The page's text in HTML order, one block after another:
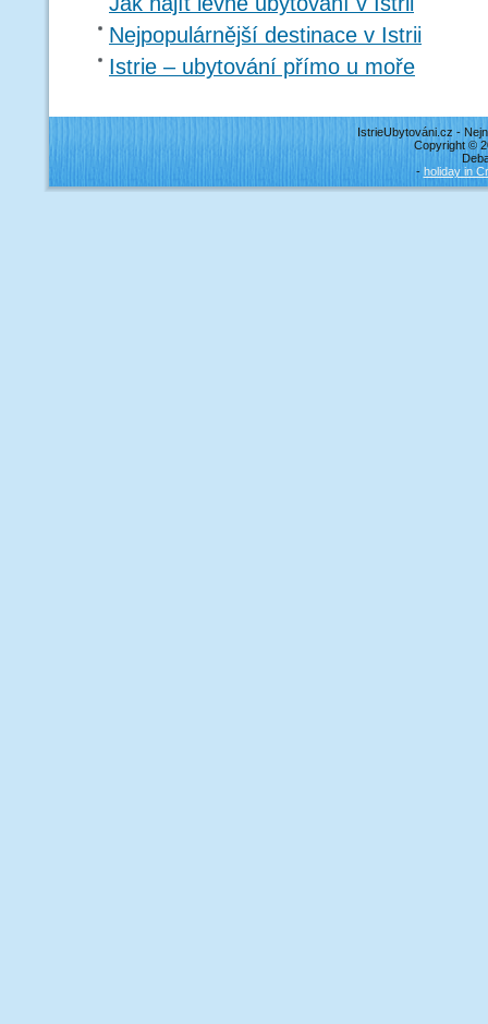
Nejpopulárnější destinace v Istrii
Istrie – ubytování přímo u moře
IstrieUbytováni.cz -
Copyright ©
- holiday in